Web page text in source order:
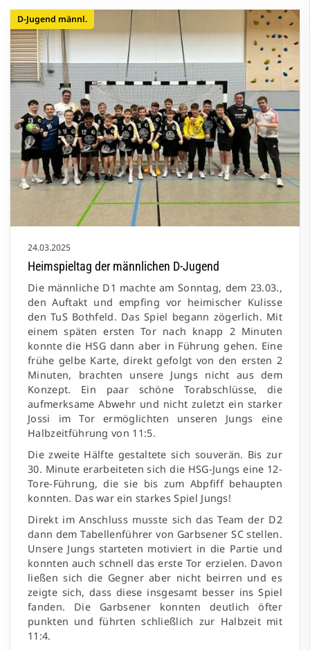
D-Jugend männl.
24.03.2025
Heimspieltag der männlichen D-Jugend
Die männliche D1 machte am Sonntag, dem 23.03.,
den Auftakt und empfing vor heimischer Kulisse
den TuS Bothfeld. Das Spiel begann zögerlich. Mit
einem späten ersten Tor nach knapp 2 Minuten
konnte die HSG dann aber in Führung gehen. Eine
frühe gelbe Karte, direkt gefolgt von den ersten 2
Minuten, brachten unsere Jungs nicht aus dem
Konzept. Ein paar schöne Torabschlüsse, die
aufmerksame Abwehr und nicht zuletzt ein starker
Jossi im Tor ermöglichten unseren Jungs eine
Halbzeitführung von 11:5.
Die zweite Hälfte gestaltete sich souverän. Bis zur
30. Minute erarbeiteten sich die HSG-Jungs eine 12-
Tore-Führung, die sie bis zum Abpfiff behaupten
konnten. Das war ein starkes Spiel Jungs!
Direkt im Anschluss musste sich das Team der D2
dann dem Tabellenführer von Garbsener SC stellen.
Unsere Jungs starteten motiviert in die Partie und
konnten auch schnell das erste Tor erzielen. Davon
ließen sich die Gegner aber nicht beirren und es
zeigte sich, dass diese insgesamt besser ins Spiel
fanden. Die Garbsener konnten deutlich öfter
punkten und führten schließlich zur Halbzeit mit
11:4.